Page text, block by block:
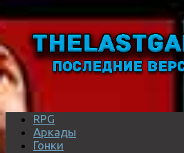
RPG
Аркады
Гонки